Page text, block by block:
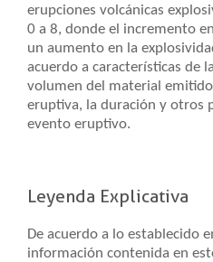
erupciones volcánicas
0 a 8, donde el incremento
un aumento en la
acuerdo a características de
volumen del material
eruptiva, la duración y otros
evento eruptivo.
Leyenda​​ Explicativa
De acuerdo a lo establecido
información contenida en